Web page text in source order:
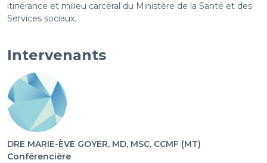
itinérance et milieu carcéral du Ministère de la Santé et des
Services sociaux.
Intervenants
DRE MARIE-ÈVE GOYER, MD, MSC, CCMF (MT)
Conférencière